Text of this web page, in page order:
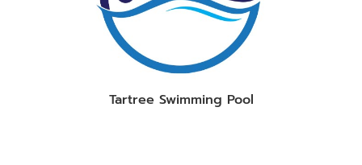
Tartree Swimming Pool